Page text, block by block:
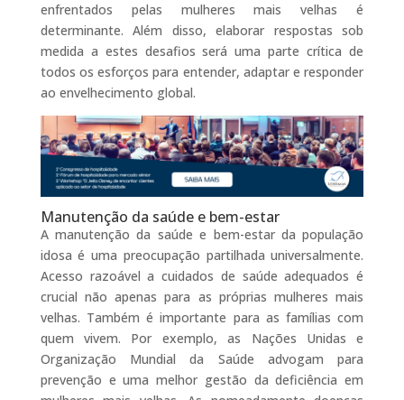
enfrentados pelas mulheres mais velhas é
determinante. Além disso, elaborar respostas sob
medida a estes desafios será uma parte crítica de
todos os esforços para entender, adaptar e responder
ao envelhecimento global.
Manutenção da saúde e bem-estar
A manutenção da saúde e bem-estar da população
idosa é uma preocupação partilhada universalmente.
Acesso razoável a cuidados de saúde adequados é
crucial não apenas para as próprias mulheres mais
velhas. Também é importante para as famílias com
quem vivem. Por exemplo, as Nações Unidas e
Organização Mundial da Saúde advogam para
prevenção e uma melhor gestão da deficiência em